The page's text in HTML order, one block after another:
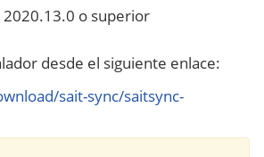
2020.13.0 o superior
desde el siguiente enlace:
sait-sync/saitsync-